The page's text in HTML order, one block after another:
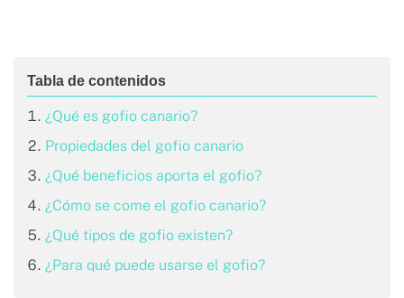
¿Qué es gofio canario?
Propiedades del gofio canario
¿Qué beneficios aporta el gofio?
¿Cómo se come el gofio canario?
¿Qué tipos de gofio existen?
¿Para qué puede usarse el gofio?